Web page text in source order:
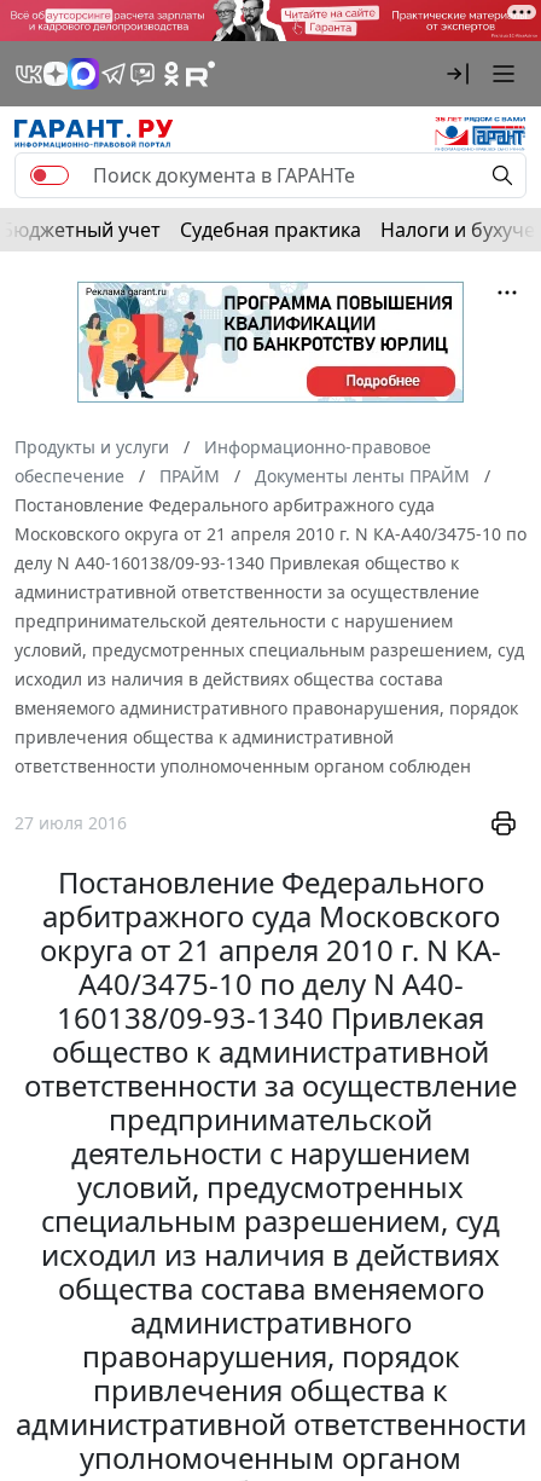
Бюджетный учет Судебная практика Налоги и
Продукты и услуги
Информационно-правовое
обеспечение
ПРАЙМ
Документы ленты ПРАЙМ
Постановление Федерального арбитражного суда
Московского округа от 21 апреля 2010 г. N КА-А40/3475-10 по
делу N А40-160138/09-93-1340 Привлекая общество к
административной ответственности за осуществление
предпринимательской деятельности с нарушением
условий, предусмотренных специальным разрешением, суд
исходил из наличия в действиях общества состава
вменяемого административного правонарушения, порядок
привлечения общества к административной
ответственности уполномоченным органом соблюден
27 июля 2016
Постановление Федерального
арбитражного суда Московского
округа от 21 апреля 2010 г. N КА-
А40/3475-10 по делу N А40-
160138/09-93-1340 Привлекая
общество к административной
ответственности за осуществление
предпринимательской
деятельности с нарушением
условий, предусмотренных
специальным разрешением, суд
исходил из наличия в действиях
общества состава вменяемого
административного
правонарушения, порядок
привлечения общества к
административной ответственности
уполномоченным органом